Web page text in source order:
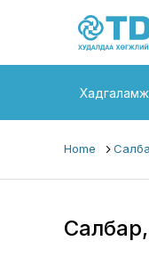
Хадгаламж
Home